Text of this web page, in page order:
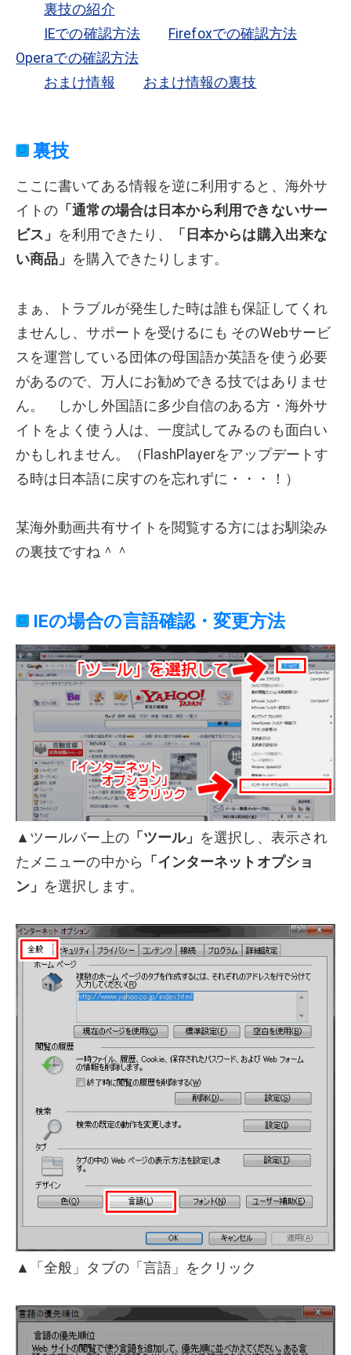
裏技の紹介
IEでの確認方法
Firefoxでの確認方法
Operaでの確認方法
おまけ情報
おまけ情報の裏技
裏技
ここに書いてある情報を逆に利用すると、海外サ
イトの 「通常の場合は日本から利用できないサー
ビス」 を利用できたり、
「日本からは購入出来な
い商品」 を購入できたりします。
まぁ、トラブルが発生した時は誰も保証してくれ
ませんし、サポートを受けるにも そのWebサービ
スを運営している団体の母国語か英語を使う必要
があるので、万人にお勧めできる技ではありませ
ん。 しかし外国語に多少自信のある方・海外サ
イトをよく使う人は、一度試してみるのも面白い
かもしれません。（FlashPlayerをアップデートす
る時は日本語に戻すのを忘れずに・・・！）
某海外動画共有サイトを閲覧する方にはお馴染み
の裏技ですね＾＾
IEの場合の言語確認・変更方法
▲ツールバー上の「ツール」 を選択し、表示され
たメニューの中から
「インターネットオプショ
ン」 を選択します。
▲「全般」タブの「言語」をクリック